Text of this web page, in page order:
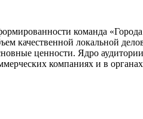
команда
качественной локальной
ценности. Ядро аудитории
компаниях и в